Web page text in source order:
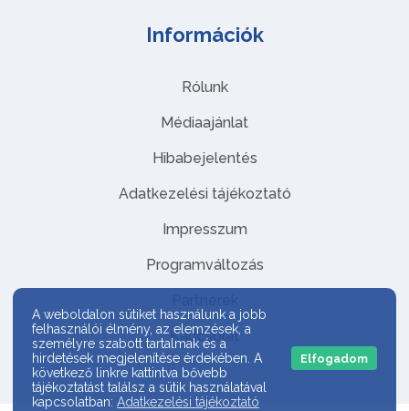
Információk
Rólunk
Médiaajánlat
Hibabejelentés
Adatkezelési tájékoztató
Impresszum
Programváltozás
Kapcsolat
A weboldalon sütiket használunk a jobb
felhasználói élmény, az elemzések, a
személyre szabott tartalmak és a
hirdetések megjelenítése érdekében. A
következő linkre kattintva bővebb
tájékoztatást találsz a sütik használatával
kapcsolatban: Adatkezelési tájékoztató
Elfogadom